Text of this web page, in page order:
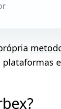
plataformas